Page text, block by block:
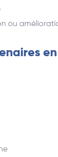
ou